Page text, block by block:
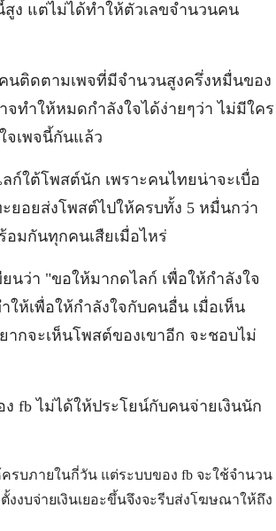
ง แต่ไม่ได้ทำให้ตัวเลขจำนวนคน
นติดตามเพจที่มีจำนวนสูงครึ่งหมื่นของ
จทำให้หมดกำลังใจได้ง่ายๆว่า ไม่มีใคร
จเพจนี้กันแล้ว
ก์ใต้โพสต์นัก เพราะคนไทยน่าจะเบื่อ
ยอยส่งโพสต์ไปให้ครบทั้ง 5 หมื่นกว่า
อมกันทุกคนเสืยเมื่อไหร่
ว่า "ขอให้มากดไลก์ เพื่อให้กำลังใจ
ห้เพื่อให้กำลังใจกับคนอื่น เมื่อเห็น
กจะเห็นโพสต์ของเขาอีก จะชอบไม่
fb ไม่ได้ให้ประโยน์กับคนจ่ายเงินนัก
บภายในกี่วัน แต่ระบบของ fb จะใช้จำนวน
งบจ่ายเงินเยอะขึ้นจึงจะรีบส่งโฆษณาให้ถึง